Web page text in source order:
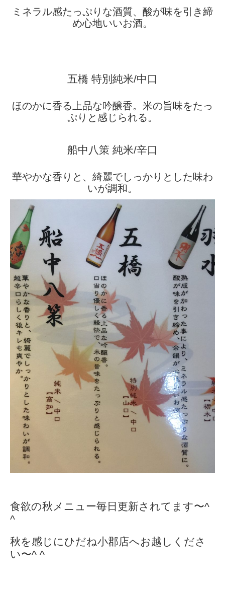
ミネラル感たっぷりな酒質、酸が味を引き締
め心地いいお酒。
五橋 特別純米/中口
ほのかに香る上品な吟醸香。米の旨味をたっ
ぷりと感じられる。
船中八策 純米/辛口
華やかな香りと、綺麗でしっかりとした味わ
いが調和。
食欲の秋メニュー毎日更新されてます〜^
^
秋を感じにひだね小郡店へお越しくださ
い〜^ ^